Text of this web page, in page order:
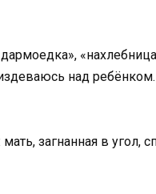
издеваюсь над
загнанная в угол,